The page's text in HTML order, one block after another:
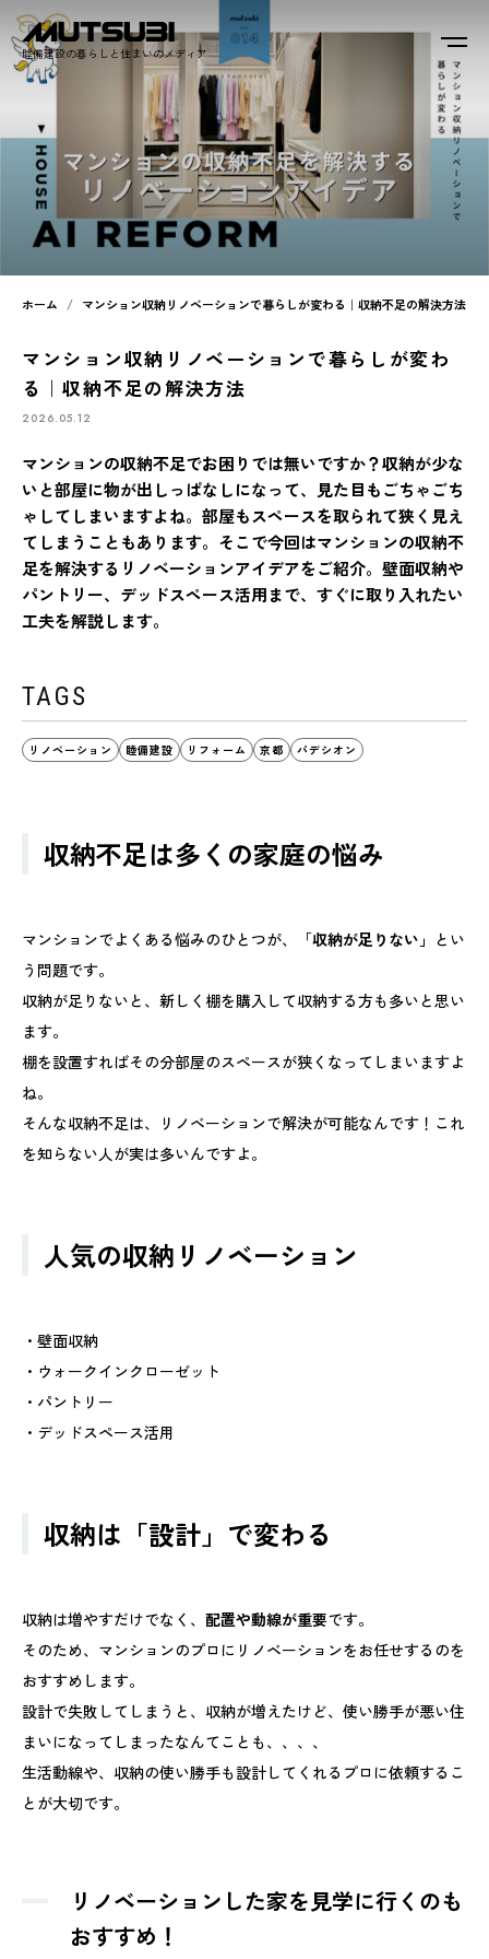
睦備建設の暮らしと住まいのメディア
ホーム マンション収納リノベーションで暮らしが変わる｜収納不足の解決方法
マンション収納リノベーションで暮らしが変わ
る｜収納不足の解決方法
2026.05.12
マンションの収納不足でお困りでは無いですか？収納が少な
いと部屋に物が出しっぱなしになって、見た目もごちゃごち
ゃしてしまいますよね。部屋もスペースを取られて狭く見え
てしまうこともあります。そこで今回はマンションの収納不
足を解決するリノベーションアイデアをご紹介。壁面収納や
パントリー、デッドスペース活用まで、すぐに取り入れたい
工夫を解説します。
TAGS
リノベーション 睦備建設 リフォーム 京都 パデシオン
収納不足は多くの家庭の悩み
マンションでよくある悩みのひとつが、「収納が足りない」 とい
う問題です。
収納が足りないと、新しく棚を購入して収納する方も多いと思い
ます。
棚を設置すればその分部屋のスペースが狭くなってしまいますよ
ね。
そんな収納不足は、リノベーションで解決が可能なんです！これ
を知らない人が実は多いんですよ。
人気の収納リノベーション
・壁面収納
・ウォークインクローゼット
・パントリー
・デッドスペース活用
収納は「設計」で変わる
収納は増やすだけでなく、 配置や動線が重要です。
そのため、マンションのプロにリノベーションをお任せするのを
おすすめします。
設計で失敗してしまうと、収納が増えたけど、使い勝手が悪い住
まいになってしまったなんてことも、、、、
生活動線や、収納の使い勝手も設計してくれるプロに依頼するこ
とが大切です。
リノベーションした家を見学に行くのも
おすすめ！